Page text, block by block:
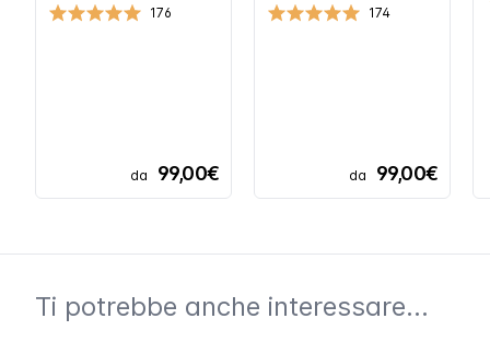
176
da 99,00€
174
da 99,00€
Ti potrebbe anche interessare...